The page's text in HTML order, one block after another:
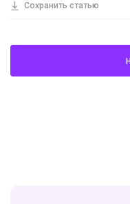
Сохранить статью